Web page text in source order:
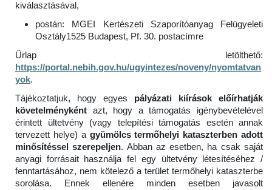
kiválasztásával,
postán: MGEI Kertészeti Szaporítóanyag Felügyeleti
Osztály1525 Budapest, Pf. 30. postacímre
Űrlap letölthető:
https://portal.nebih.gov.hu/ugyintezes/noveny/nyomtatvan
yok.
Tájékoztatjuk, hogy egyes pályázati kiírások előírhatják
követelményként azt, hogy a támogatás igénybevételével
érintett ültetvény (vagy telepítési támogatás esetén annak
tervezett helye) a gyümölcs termőhelyi kataszterben adott
minősítéssel szerepeljen. Abban az esetben, ha csak saját
anyagi forrásait használja fel egy ültetvény létesítéséhez /
fenntartásához, nem kötelező a terület termőhelyi kataszterbe
sorolása. Ennek ellenére minden esetben javasolt